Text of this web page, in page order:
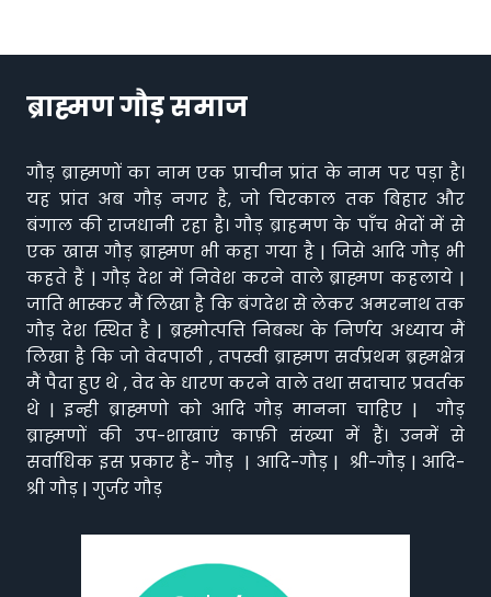
ब्राह्मण गौड़ समाज
गौड़ ब्राह्मणों का नाम एक प्राचीन प्रांत के नाम पर पड़ा है।
यह प्रांत अब गौड़ नगर है, जो चिरकाल तक बिहार और
बंगाल की राजधानी रहा है। गौड़ ब्राहमण के पाँच भेदों में से
एक खास गौड़ ब्राह्मण भी कहा गया है | जिसे आदि गौड़ भी
कहते हैं | गौड़ देश में निवेश करने वाले ब्राह्मण कहलाये |
जाति भास्कर मैं लिखा है कि बंगदेश से लेकर अमरनाथ तक
गौड़ देश स्थित है | ब्रह्मोत्पत्ति निबन्ध के निर्णय अध्याय मैं
लिखा है कि जो वेदपाठी , तपस्वी ब्राह्मण सर्वप्रथम ब्रह्मक्षेत्र
मैं पैदा हुए थे , वेद के धारण करने वाले तथा सदाचार प्रवर्तक
थे | इन्ही ब्राह्मणो को आदि गौड़ मानना चाहिए | गौड़
ब्राह्मणों की उप-शाखाएं काफ़ी संख्या में हैं। उनमें से
सर्वाधिक इस प्रकार हैं- गौड़ | आदि-गौड़ | श्री-गौड़ | आदि-
श्री गौड़ | गुर्जर गौड़